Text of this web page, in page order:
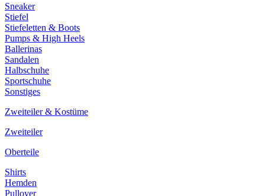
Sneaker
Stiefel
Stiefeletten & Boots
Pumps & High Heels
Ballerinas
Sandalen
Halbschuhe
Sportschuhe
Sonstiges
Zweiteiler & Kostüme
Zweiteiler
Oberteile
Shirts
Hemden
Pullover